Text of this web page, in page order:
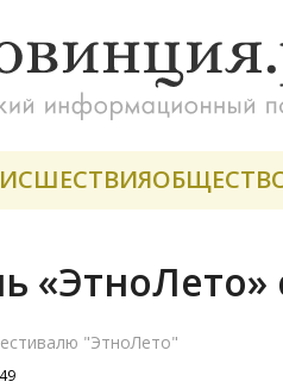
"ЭтноЛето"
49